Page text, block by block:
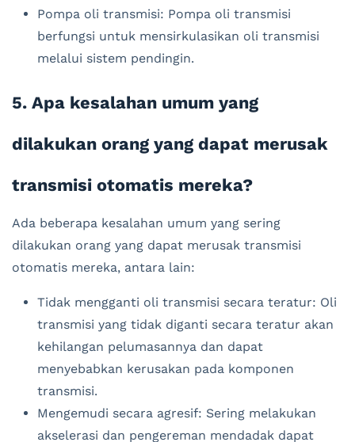
Pompa oli transmisi: Pompa oli transmisi
berfungsi untuk mensirkulasikan oli transmisi
melalui sistem pendingin.
5. Apa kesalahan umum yang
dilakukan orang yang dapat merusak
transmisi otomatis mereka?
Ada beberapa kesalahan umum yang sering
dilakukan orang yang dapat merusak transmisi
otomatis mereka, antara lain:
Tidak mengganti oli transmisi secara teratur: Oli
transmisi yang tidak diganti secara teratur akan
kehilangan pelumasannya dan dapat
menyebabkan kerusakan pada komponen
transmisi.
Mengemudi secara agresif: Sering melakukan
akselerasi dan pengereman mendadak dapat